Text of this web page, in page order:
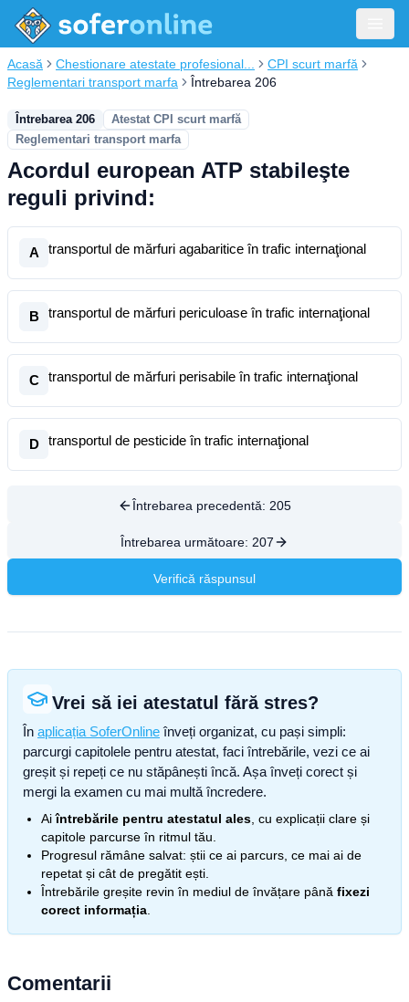
Acasă Chestionare atestate profesional...
CPI scurt marfă
Reglementari transport marfa
Întrebarea 206
Întrebarea 206
Atestat CPI scurt marfă
Reglementari transport marfa
Acordul european ATP stabileşte
reguli privind:
A transportul de mărfuri agabaritice în trafic internaţional
B transportul de mărfuri periculoase în trafic internaţional
C transportul de mărfuri perisabile în trafic internaţional
D transportul de pesticide în trafic internaţional
Întrebarea precedentă: 205
Întrebarea următoare: 207
Verifică răspunsul
Vrei să iei atestatul fără stres?
În aplicația SoferOnline înveți organizat, cu pași simpli:
parcurgi capitolele pentru atestat, faci întrebările, vezi ce ai
greșit și repeți ce nu stăpânești încă. Așa înveți corect și
mergi la examen cu mai multă încredere.
Aiîntrebările pentru atestatul ales , cu explicații clare și
capitole parcurse în ritmul tău.
Progresul rămâne salvat: știi ce ai parcurs, ce mai ai de
repetat și cât de pregătit ești.
Întrebările greșite revin în mediul de învățare până fixezi
corect informația
Comentarii